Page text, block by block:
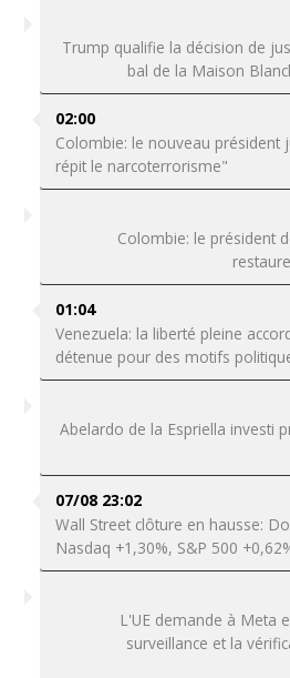
Trump qualifie la décision de
bal de la Maison
02:00
Colombie: le nouveau président
répit le narcoterrorisme"
Colombie: le président
01:04
Venezuela: la liberté pleine
détenue pour des motifs
Abelardo de la Espriella investi
07/08 23:02
Wall Street clôture en hausse:
Nasdaq +1,30%, S&P 500
L'UE demande à Meta
surveillance et la